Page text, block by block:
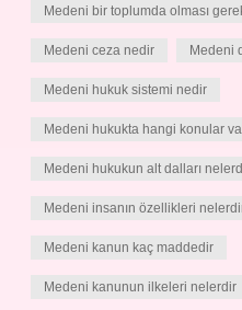
Medeni bir toplumda olması
Medeni ceza nedir Medeni
Medeni hukuk sistemi nedir
Medeni hukukta hangi konular
Medeni hukukun alt dalları
Medeni insanın özellikleri
Medeni kanun kaç maddedir
Medeni kanunun ilkeleri nelerdir